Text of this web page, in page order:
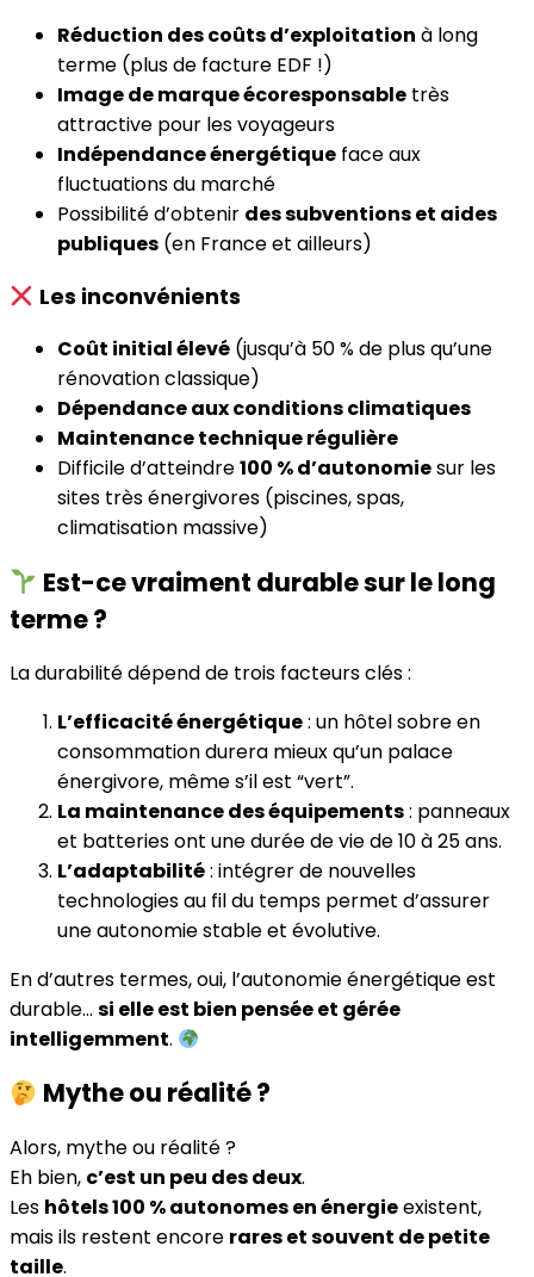
Réduction des coûts d’exploitation à long
terme (plus de facture EDF !)
Image de marque écoresponsable très
attractive pour les voyageurs
Indépendance énergétique face aux
fluctuations du marché
Possibilité d’obtenir des subventions et aides
publiques (en France et ailleurs)
Les inconvénients
Coût initial élevé (jusqu’à 50 % de plus qu’une
rénovation classique)
Dépendance aux conditions climatiques
Maintenance technique régulière
Difficile d’atteindre100 % d’autonomiesur les
sites très énergivores (piscines, spas,
climatisation massive)
Est-ce vraiment durable sur le long
terme ?
La durabilité dépend de trois facteurs clés :
L’efficacité énergétique: un hôtel sobre en
consommation durera mieux qu’un palace
énergivore, même s’il est “vert”.
La maintenance des équipements: panneaux
et batteries ont une durée de vie de 10 à 25 ans.
L’adaptabilité: intégrer de nouvelles
technologies au fil du temps permet d’assurer
une autonomie stable et évolutive.
En d’autres termes, oui, l’autonomie énergétique est
durable… si elle est bien pensée et gérée
intelligemment.
Mythe ou réalité ?
Alors, mythe ou réalité ?
Eh bien, c’est un peu des deux.
Les hôtels 100 % autonomes en énergieexistent,
mais ils restent encore rares et souvent de petite
taille.